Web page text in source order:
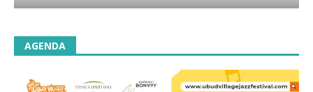
AGENDA